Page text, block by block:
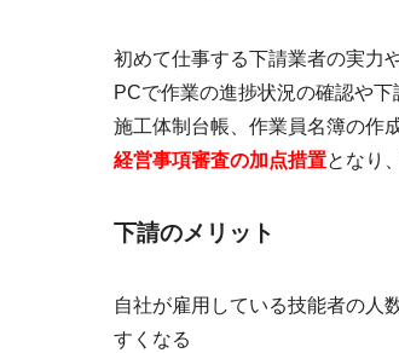
初めて仕事する下請業者の実力
PCで作業の進捗状況の確認や下
施工体制台帳、作業員名簿の作
経営事項審査の加点措置となり
下請のメリット
自社が雇用している技能者の人
すくなる